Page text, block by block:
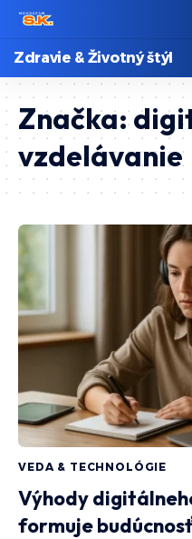
Zdravie & Životný štýl
Značka:
vzdelávanie
VEDA & TECHNOLÓGIE
Výhody
formuje